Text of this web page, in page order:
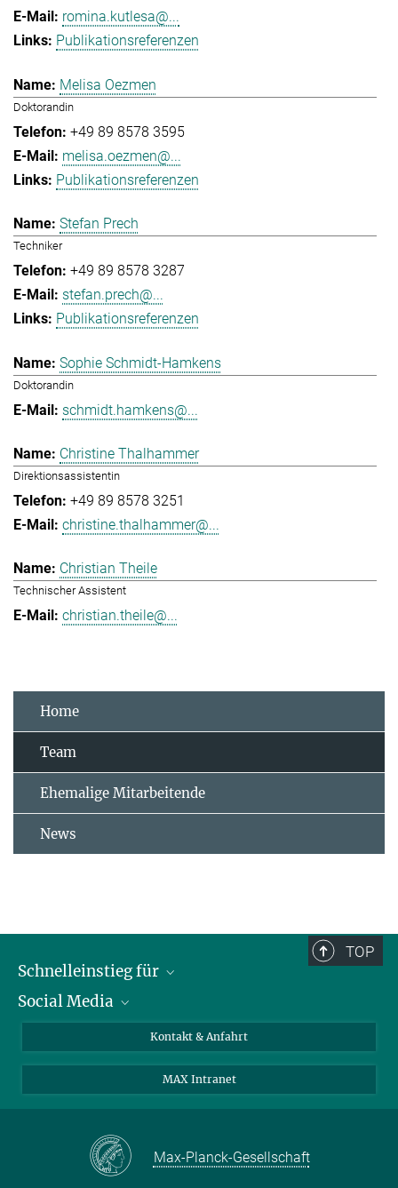
romina.kutlesa@...
Publikationsreferenzen
Melisa Oezmen
Doktorandin
+49 89 8578 3595
melisa.oezmen@...
Publikationsreferenzen
Stefan Prech
Techniker
+49 89 8578 3287
stefan.prech@...
Publikationsreferenzen
Sophie Schmidt-Hamkens
Doktorandin
schmidt.hamkens@...
Christine Thalhammer
Direktionsassistentin
+49 89 8578 3251
christine.thalhammer@...
Christian Theile
Technischer Assistent
christian.theile@...
Home
Team
Ehemalige Mitarbeitende
News
TOP
Schnelleinstieg für
Journalist*innen
Bewerbende
Schüler*innen und Lehrkräfte
Social Media
Instagram
LinkedIn
Facebook
Kontakt & Anfahrt
MAX Intranet
Max-Planck-Gesellschaft